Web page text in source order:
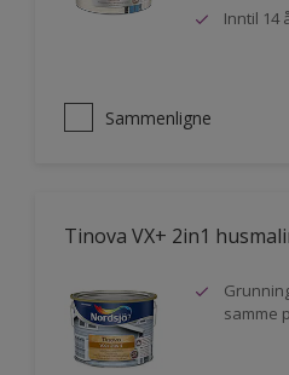
Inntil 14
Sammenligne
Tinova VX+ 2in1
samme